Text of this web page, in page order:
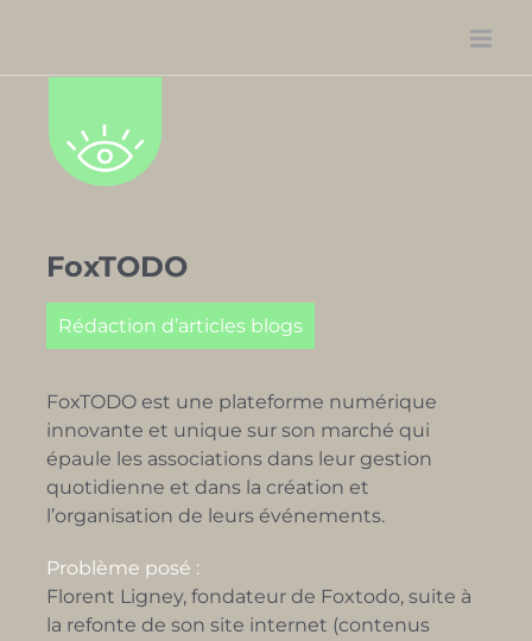
contenu
FoxTODO
Rédaction d’articles blogs
FoxTODO est une plateforme numérique
innovante et unique sur son marché qui
épaule les associations dans leur gestion
quotidienne et dans la création et
l’organisation de leurs événements.
Problème posé :
Florent Ligney, fondateur de Foxtodo, suite à
la refonte de son site internet (contenus